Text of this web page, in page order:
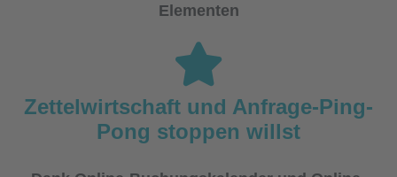
Elementen
Zettelwirtschaft und Anfrage-Ping-
Pong stoppen willst